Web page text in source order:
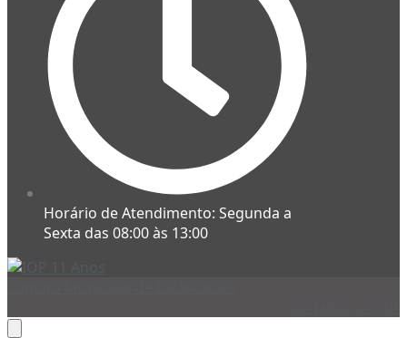
Horário de Atendimento: Segunda a
Sexta das 08:00 às 13:00